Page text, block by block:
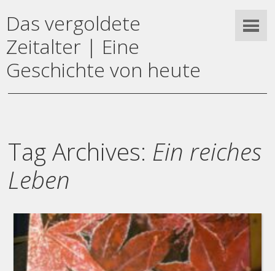
Das vergoldete
Zeitalter | Eine
Geschichte von heute
Tag Archives: Ein reiches
Leben